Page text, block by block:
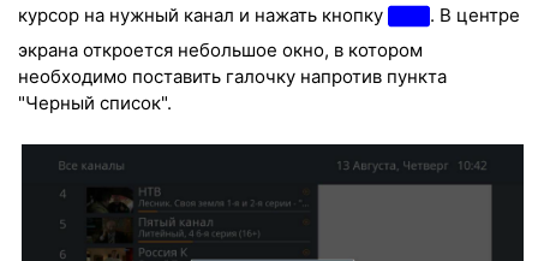
курсор на нужный канал и нажать кнопку
. В центре
экрана откроется небольшое окно, в котором
необходимо поставить галочку напротив пункта
"Черный список".